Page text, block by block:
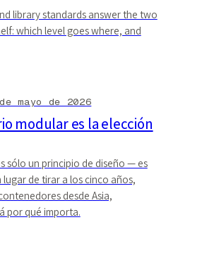
library standards answer the two
which level goes where, and
mayo de 2026
modular es la elección
sólo un principio de diseño — es
de tirar a los cinco años,
desde Asia,
por qué importa.